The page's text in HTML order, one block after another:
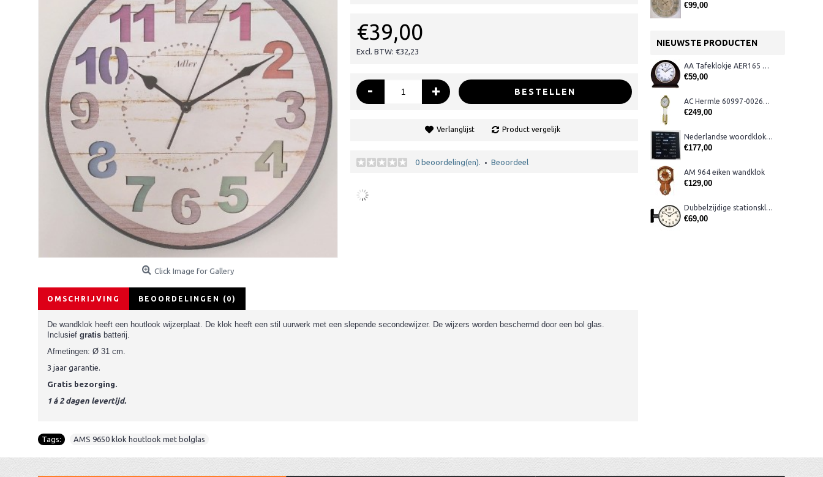
€99,00
NIEUWSTE PRODUCTEN
AA Tafeklokje AER165 noten
€59,00
AC Hermle 60997-00261 wandklok
€249,00
Nederlandse woordklok zwart AMS 1265
€177,00
AM 964 eiken wandklok
€129,00
Dubbelzijdige stationsklok metaal 1879
€69,00
Click Image for Gallery
€39,00
Excl. BTW: €32,23
- + BESTELLEN
Verlanglijst Product vergelijk
0 beoordeling(en). • Beoordeel
OMSCHRIJVING BEOORDELINGEN (0)
De wandklok heeft een houtlook wijzerplaat. De klok heeft een stil uurwerk met een slepende secondewijzer. De wijzers worden beschermd door een bol glas.
Inclusief gratis batterij.
Afmetingen: Ø 31 cm.
3 jaar garantie.
Gratis bezorging.
1 á 2 dagen levertijd.
Tags: AMS 9650 klok houtlook met bolglas